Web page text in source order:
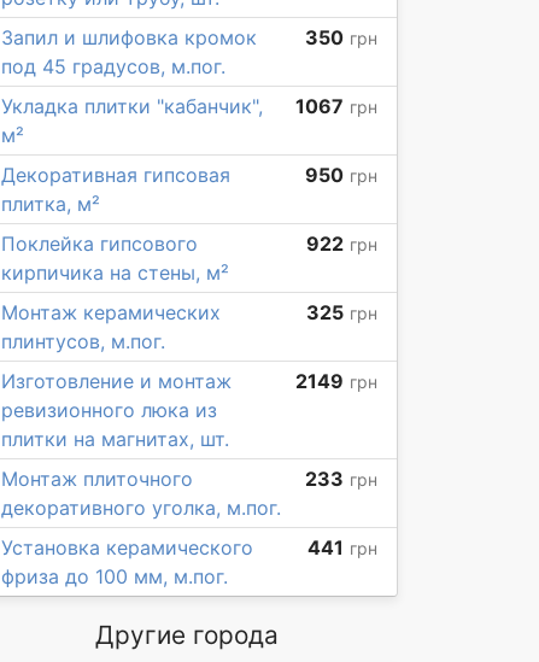
Запил и шлифовка кромок
под 45 градусов, м.пог.
350 грн
Укладка плитки "кабанчик",
м²
1067 грн
Декоративная гипсовая
плитка, м²
950 грн
Поклейка гипсового
кирпичика на стены, м²
922 грн
Монтаж керамических
плинтусов, м.пог.
325 грн
Изготовление и монтаж
ревизионного люка из
плитки на магнитах, шт.
2149 грн
Монтаж плиточного
декоративного уголка, м.пог.
233 грн
Установка керамического
фриза до 100 мм, м.пог.
441 грн
Другие города